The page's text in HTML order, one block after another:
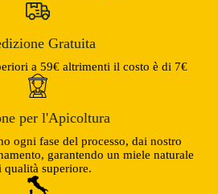
Gratuita
a 59€ altrimenti il costo è di 7€
per l'Apicoltura
ogni fase del processo, dai nostro
garantendo un miele naturale
qualità superiore.